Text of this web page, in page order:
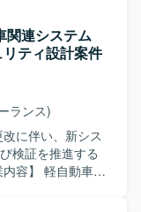
等の資料作成・
用に興味を持
ズオン指向の方
極的に足を運
に推進できるフ
欲をお持ちの方
を実務を通じて
ッチアップ力と
ョン
どを通じてDX推
善・ナレッジ整
標準化や属人化
も行います。
ら主体的に支援
質の向上に向け
を求めていま
発から運用改
で、DX推進にお
関連システム
ティ設計案件
ランス)
に伴い、新シス
検証を推進する